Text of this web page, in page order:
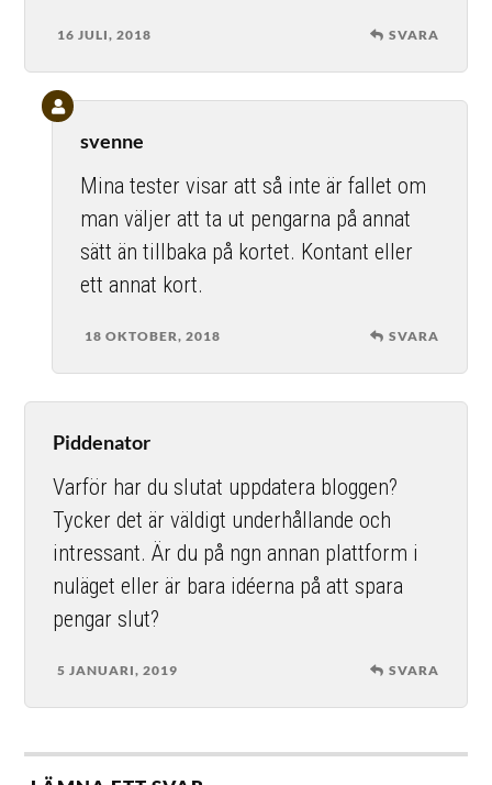
16 JULI, 2018 SVARA
svenne
Mina tester visar att så inte är fallet om
man väljer att ta ut pengarna på annat
sätt än tillbaka på kortet. Kontant eller
ett annat kort.
18 OKTOBER, 2018 SVARA
Piddenator
Varför har du slutat uppdatera bloggen?
Tycker det är väldigt underhållande och
intressant. Är du på ngn annan plattform i
nuläget eller är bara idéerna på att spara
pengar slut?
5 JANUARI, 2019 SVARA